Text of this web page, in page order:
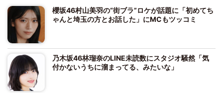
櫻坂46村山美羽の“街ブラ”ロケが話題に「初めてち
ゃんと埼玉の方とお話した」にMCもツッコミ
乃木坂46林瑠奈のLINE未読数にスタジオ騒然「気
付かないうちに溜まってる、みたいな」